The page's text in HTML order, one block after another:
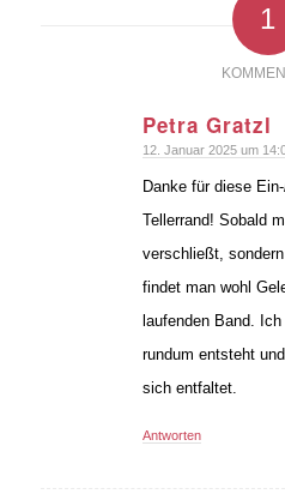
1
Petra Gratzl
sagte:
12. Januar 2025 um
Danke für diese
Tellerrand! Sobald
verschließt,
findet man wohl
laufenden Band.
rundum entsteht
sich entfaltet.
Antworten